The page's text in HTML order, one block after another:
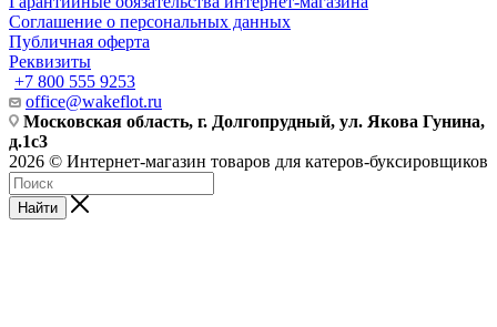
Соглашение о персональных данных
Публичная оферта
Реквизиты
+7 800 555 9253
office@wakeflot.ru
Московская область, г. Долгопрудный, ул. Якова Гунина,
д.1с3
2026 © Интернет-магазин товаров для катеров-буксировщиков
Найти